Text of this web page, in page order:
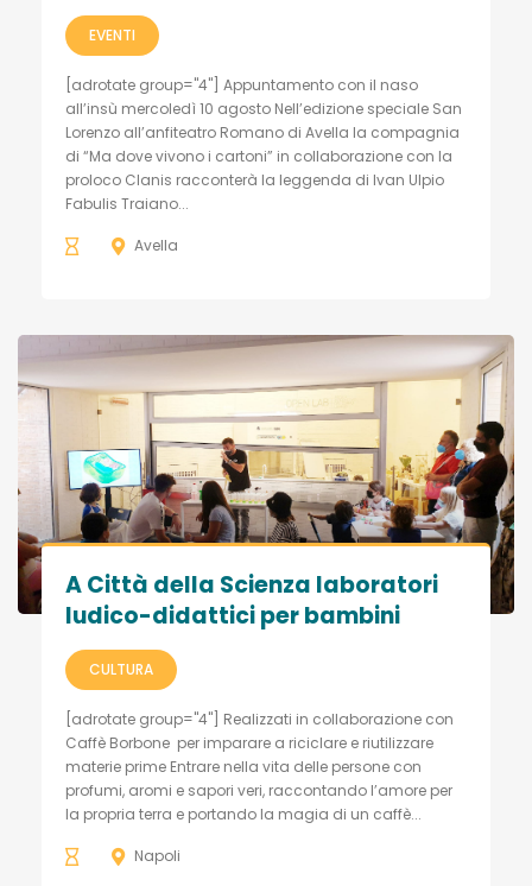
EVENTI
[adrotate group="4"] Appuntamento con il naso
all’insù mercoledì 10 agosto Nell’edizione speciale San
Lorenzo all’anfiteatro Romano di Avella la compagnia
di “Ma dove vivono i cartoni” in collaborazione con la
proloco Clanis racconterà la leggenda di Ivan Ulpio
Fabulis Traiano...
Avella
A Città della Scienza laboratori
ludico-didattici per bambini
CULTURA
[adrotate group="4"] Realizzati in collaborazione con
Caffè Borbone per imparare a riciclare e riutilizzare
materie prime Entrare nella vita delle persone con
profumi, aromi e sapori veri, raccontando l’amore per
la propria terra e portando la magia di un caffè...
Napoli